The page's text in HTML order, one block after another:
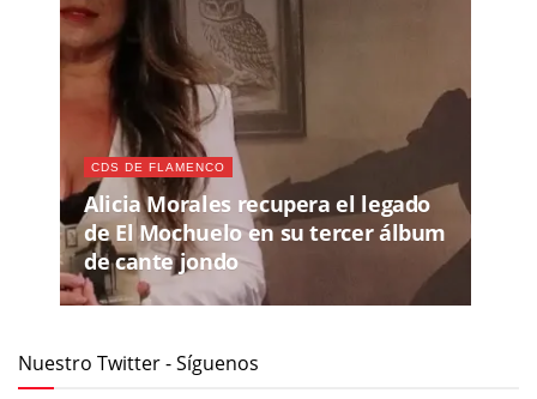
CDS DE FLAMENCO
Alicia Morales recupera el legado
de El Mochuelo en su tercer álbum
de cante jondo
Nuestro Twitter - Síguenos